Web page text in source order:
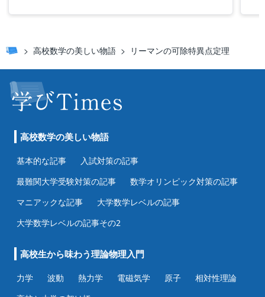
高校数学の美しい物語 リーマンの可除特異点定理
高校数学の美しい物語
基本的な記事
入試対策の記事
最難関大学受験対策の記事
数学オリンピック対策の記事
マニアックな記事
大学数学レベルの記事
大学数学レベルの記事その2
高校生から味わう理論物理入門
力学 波動 熱力学 電磁気学 原子
相対性理論